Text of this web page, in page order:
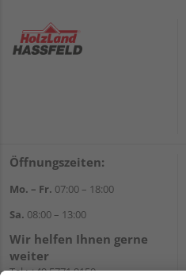
Öffnungszeiten:
Mo. – Fr. 07:00 – 18:00
Sa. 08:00 – 13:00
Wir helfen Ihnen gerne
weiter
Tel.:+49 5771 9150